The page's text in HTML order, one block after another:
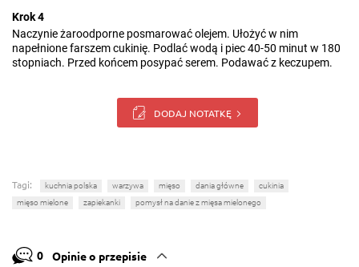
Krok 4
Naczynie żaroodporne posmarować olejem. Ułożyć w nim
napełnione farszem cukinię. Podlać wodą i piec 40-50 minut w 180
stopniach. Przed końcem posypać serem. Podawać z keczupem.
DODAJ NOTATKĘ
Tagi: kuchnia polska warzywa mięso dania główne
cukinia
mięso mielone
zapiekanki pomysł na danie z mięsa mielonego
0 Opinie o przepisie